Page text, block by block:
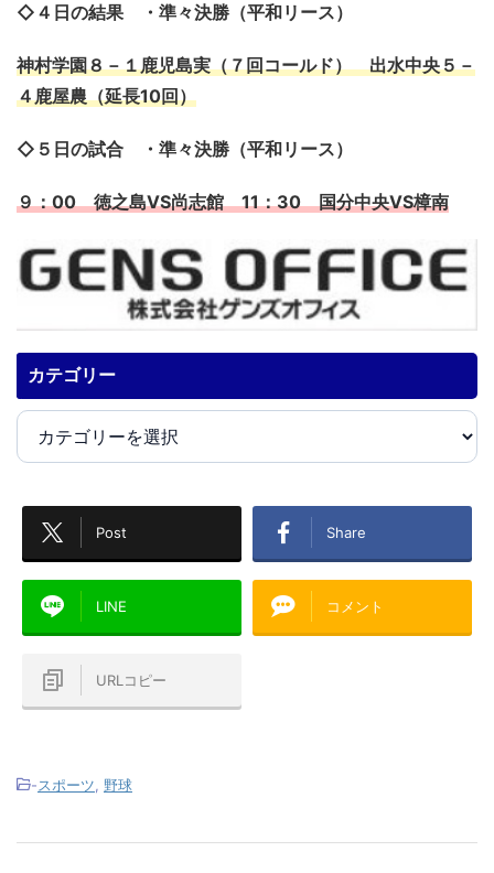
◇４日の結果 ・準々決勝（平和リース）
神村学園８－１鹿児島実（７回コールド） 出水中央５－
４鹿屋農（延長10回）
◇５日の試合 ・準々決勝（平和リース）
９：00 徳之島VS尚志館 11：30 国分中央VS樟南
カテゴリー
Post Share
LINE コメント
URLコピー
-スポーツ, 野球